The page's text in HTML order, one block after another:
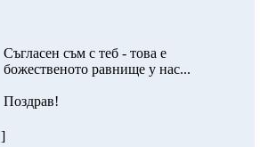
Съгласен съм с теб - това е
божественото равнище у нас...
Поздрав!
]